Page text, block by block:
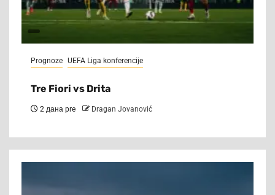
Prognoze UEFA Liga konferencije
Tre Fiori vs Drita
2 дана pre Dragan Jovanović